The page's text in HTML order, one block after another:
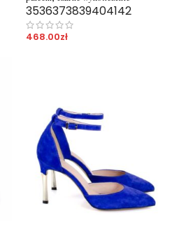
3536373839404142
468.00zł